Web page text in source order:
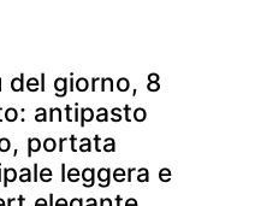
del giorno, 8
antipasto
portata
leggera e